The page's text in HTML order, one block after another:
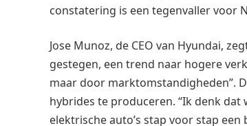
constatering is een tegenvaller voor
Jose Munoz, de CEO van Hyundai,
gestegen, een trend naar hogere
maar door marktomstandigheden”.
hybrides te produceren. “Ik denk
elektrische auto’s stap voor stap